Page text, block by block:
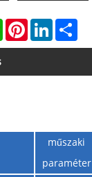
WhatsAppPinterestLinkedIn
műszaki
paraméter